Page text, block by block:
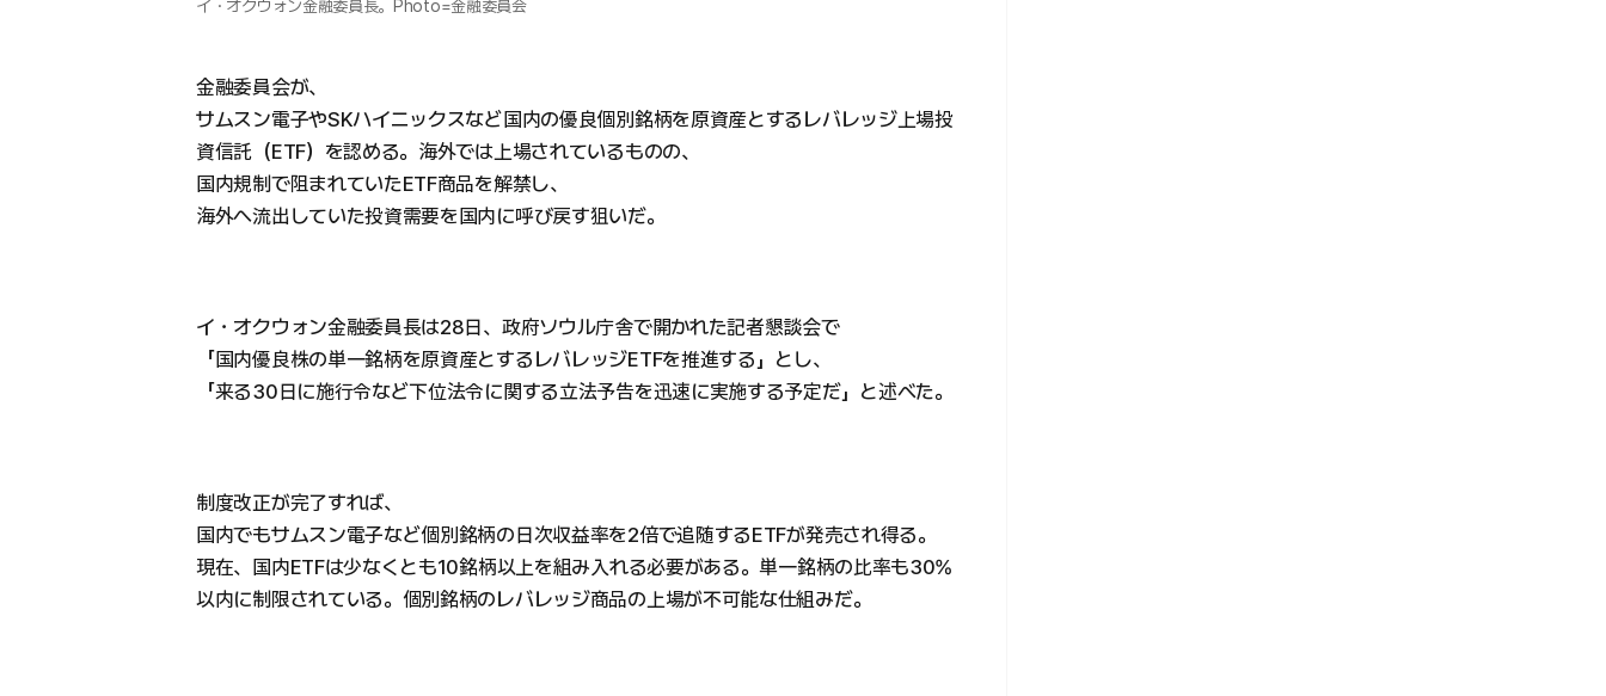
イ・オクウォン金融委員長。Photo=金融委員会
金融委員会が、
サムスン電子やSKハイニックスなど国内の優良個別銘柄を原資産とするレバレッジ上場投
資信託（ETF）を認める。海外では上場されているものの、
国内規制で阻まれていたETF商品を解禁し、
海外へ流出していた投資需要を国内に呼び戻す狙いだ。
イ・オクウォン金融委員長は28日、政府ソウル庁舎で開かれた記者懇談会で
「国内優良株の単一銘柄を原資産とするレバレッジETFを推進する」とし、
「来る30日に施行令など下位法令に関する立法予告を迅速に実施する予定だ」と述べた。
制度改正が完了すれば、
国内でもサムスン電子など個別銘柄の日次収益率を2倍で追随するETFが発売され得る。
現在、国内ETFは少なくとも10銘柄以上を組み入れる必要がある。単一銘柄の比率も30%
以内に制限されている。個別銘柄のレバレッジ商品の上場が不可能な仕組みだ。